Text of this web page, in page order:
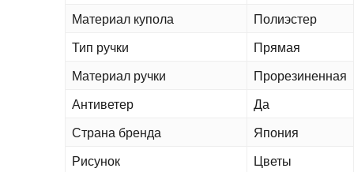
Материал купола
Полиэстер
Тип ручки
Прямая
Материал ручки
Прорезиненная
Антиветер
Да
Страна бренда
Япония
Рисунок
Цветы